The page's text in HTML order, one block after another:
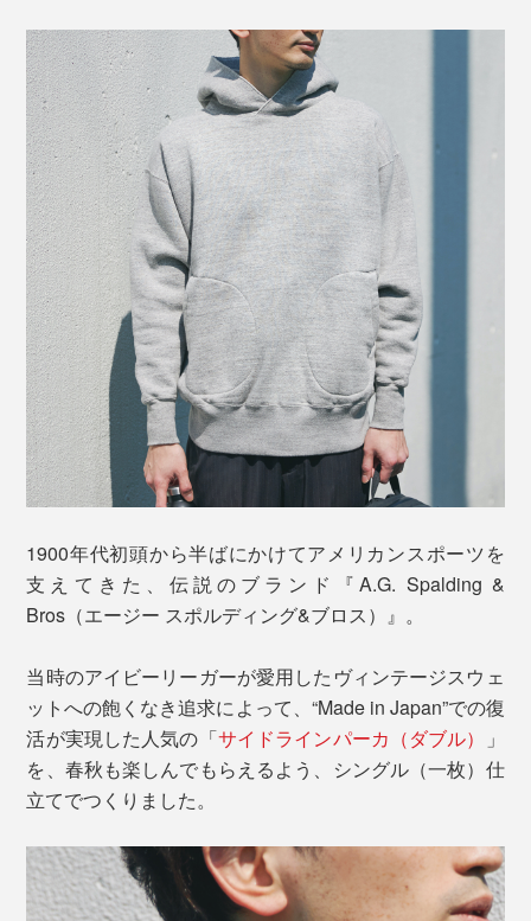
1900年代初頭から半ばにかけてアメリカンスポーツを
支えてきた、伝説のブランド『A.G. Spalding &
Bros（エージー スポルディング&ブロス）』。
当時のアイビーリーガーが愛用したヴィンテージスウェ
ットへの飽くなき追求によって、“Made in Japan”での復
活が実現した人気の「サイドラインパーカ（ダブル）
」
を、春秋も楽しんでもらえるよう、シングル（一枚）仕
立てでつくりました。